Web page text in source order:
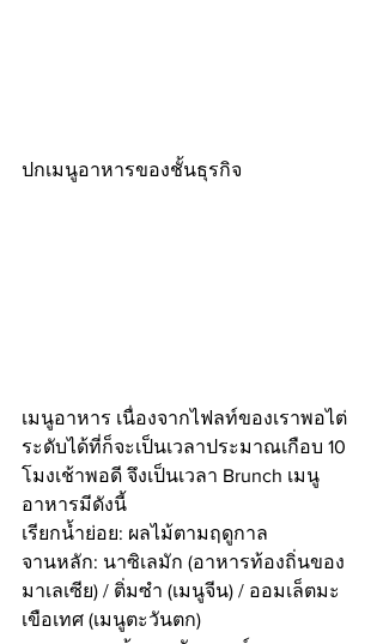
ปกเมนูอาหารของชั้นธุรกิจ
เมนูอาหาร เนื่องจากไฟลท์ของเราพอไต่
ระดับได้ที่ก็จะเป็นเวลาประมาณเกือบ 10
โมงเช้าพอดี จึงเป็นเวลา Brunch เมนู
อาหารมีดังนี้
เรียกน้ำย่อย: ผลไม้ตามฤดูกาล
จานหลัก: นาซิเลมัก (อาหารท้องถิ่นของ
มาเลเซีย) / ติ่มซำ (เมนูจีน) / ออมเล็ตมะ
เขือเทศ (เมนูตะวันตก)